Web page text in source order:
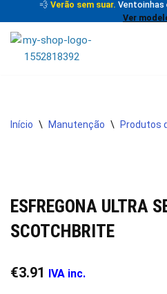
💨 Verão sem suar. Ventoinhas
Ver
Avançar
Início \ Manutenção \ Produtos
ESFREGONA ULTRA
SCOTCHBRITE
€3.91 IVA inc.